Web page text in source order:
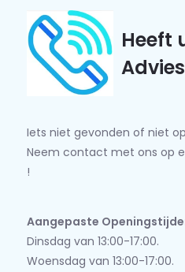
Heeft
Iets niet gevonden of niet
Neem contact met ons op
!
Aangepaste
Dinsdag van 13:00-17:00.
Woensdag van 13:00-17:00.